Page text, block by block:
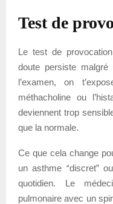
Test de
Le test de
doute persiste malgré
l’examen, on
méthacholine ou
deviennent trop
que la normale.
Ce que cela change
un asthme “discret”
quotidien. Le
pulmonaire avec un